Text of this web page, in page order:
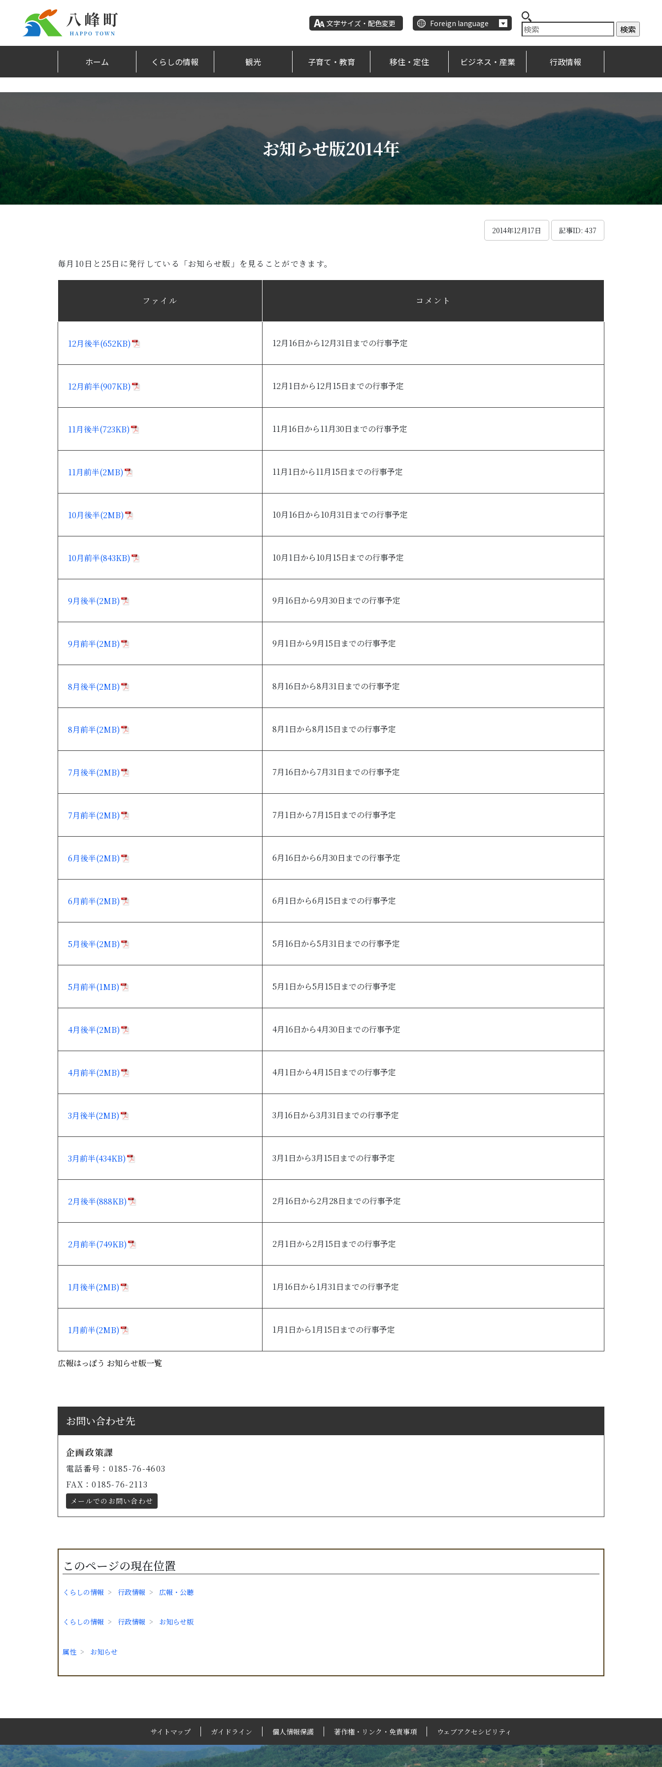
文字サイズ・配色変更 Foreign language
ホーム くらしの情報 観光 子育て・教育 移住・定住 ビジネス・産業 行政情報
お知らせ版2014年
2014年12月17日 記事ID: 437
毎月10日と25日に発行している「お知らせ版」を見ることができます。
広報はっぽう お知らせ版一覧
ファイル コメント
12月後半(652KB) 12月16日から12月31日までの行事予定
12月前半(907KB) 12月1日から12月15日までの行事予定
11月後半(723KB) 11月16日から11月30日までの行事予定
11月前半(2MB) 11月1日から11月15日までの行事予定
10月後半(2MB) 10月16日から10月31日までの行事予定
10月前半(843KB) 10月1日から10月15日までの行事予定
9月後半(2MB) 9月16日から9月30日までの行事予定
9月前半(2MB) 9月1日から9月15日までの行事予定
8月後半(2MB) 8月16日から8月31日までの行事予定
8月前半(2MB) 8月1日から8月15日までの行事予定
7月後半(2MB) 7月16日から7月31日までの行事予定
7月前半(2MB) 7月1日から7月15日までの行事予定
6月後半(2MB) 6月16日から6月30日までの行事予定
6月前半(2MB) 6月1日から6月15日までの行事予定
5月後半(2MB) 5月16日から5月31日までの行事予定
5月前半(1MB) 5月1日から5月15日までの行事予定
4月後半(2MB) 4月16日から4月30日までの行事予定
4月前半(2MB) 4月1日から4月15日までの行事予定
3月後半(2MB) 3月16日から3月31日までの行事予定
3月前半(434KB) 3月1日から3月15日までの行事予定
2月後半(888KB) 2月16日から2月28日までの行事予定
2月前半(749KB) 2月1日から2月15日までの行事予定
1月後半(2MB) 1月16日から1月31日までの行事予定
1月前半(2MB) 1月1日から1月15日までの行事予定
お問い合わせ先
企画政策課
電話番号：0185-76-4603
FAX：0185-76-2113
メールでのお問い合わせ
このページの現在位置
くらしの情報 行政情報 広報・公聴
くらしの情報 行政情報 お知らせ版
属性 お知らせ
サイトマップ ガイドライン 個人情報保護 著作権・リンク・免責事項 ウェブアクセシビリティ